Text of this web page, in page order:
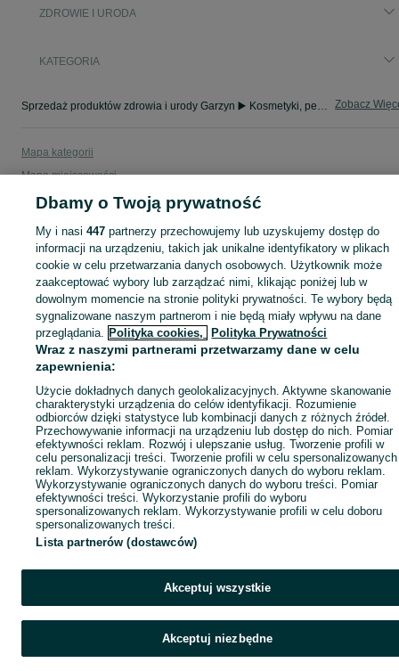
ZDROWIE I URODA
KATEGORIA
Sprzedaż produktów zdrowia i urody Garzyn ▶️ Kosmetyki, perfumy, sprzęt medyczny ✅ Nowe i używane w najlepszych cenach ☝ Znajdź ogłoszenia na OLX.pl! Zobacz
Mapa kategorii
Mapa miejscowości
Mapa ministron
Dbamy o Twoją prywatność
My i nasi447 partnerzy przechowujemy lub uzyskujemy dostęp do
informacji na urządzeniu, takich jak unikalne identyfikatory w plikach
cookie w celu przetwarzania danych osobowych. Użytkownik może
zaakceptować wybory lub zarządzać nimi, klikając poniżej lub w
dowolnym momencie na stronie polityki prywatności. Te wybory będą
sygnalizowane naszym partnerom i nie będą miały wpływu na dane
przeglądania. Polityka cookies, Polityka Prywatności
Wraz z naszymi partnerami przetwarzamy dane w celu
zapewnienia:
Użycie dokładnych danych geolokalizacyjnych. Aktywne skanowanie
charakterystyki urządzenia do celów identyfikacji. Rozumienie
odbiorców dzięki statystyce lub kombinacji danych z różnych źródeł.
Przechowywanie informacji na urządzeniu lub dostęp do nich. Pomiar
efektywności reklam. Rozwój i ulepszanie usług. Tworzenie profili w
celu personalizacji treści. Tworzenie profili w celu spersonalizowanych
reklam. Wykorzystywanie ograniczonych danych do wyboru reklam.
Wykorzystywanie ograniczonych danych do wyboru treści. Pomiar
efektywności treści. Wykorzystanie profili do wyboru
spersonalizowanych reklam. Wykorzystywanie profili w celu doboru
spersonalizowanych treści.
Lista partnerów (dostawców)
Akceptuj wszystkie
Akceptuj niezbędne